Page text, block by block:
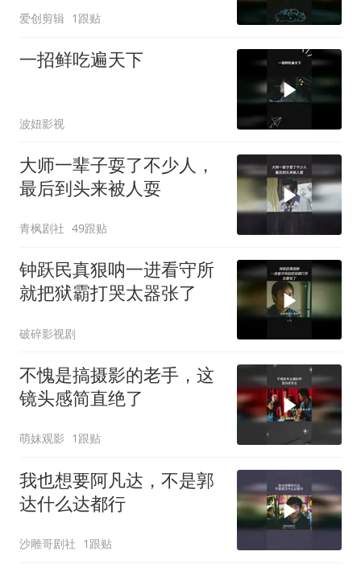
爱创剪辑 1跟贴
一招鲜吃遍天下
波妞影视
大师一辈子耍了不少人，
最后到头来被人耍
青枫剧社 49跟贴
钟跃民真狠呐一进看守所
就把狱霸打哭太器张了
破碎影视剧
不愧是搞摄影的老手，这
镜头感简直绝了
萌妹观影 1跟贴
我也想要阿凡达，不是郭
达什么达都行
沙雕哥剧社 1跟贴